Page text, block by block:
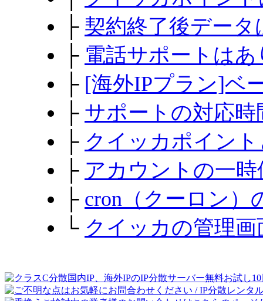
├ 契約終了後デー
├ 電話サポートは
├ [海外IPプラン]ベ
├ サポートの対応時
├ クイッカポイン
├ アカウントの一
├ cron（クーロン）
└ クイッカの管理